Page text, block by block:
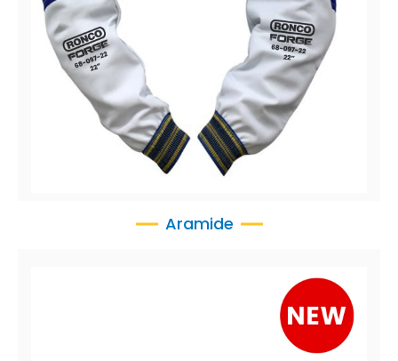
FORGE 68-097
Cuir de chèvre fleur avec manches en coton ignifuge
Aramide